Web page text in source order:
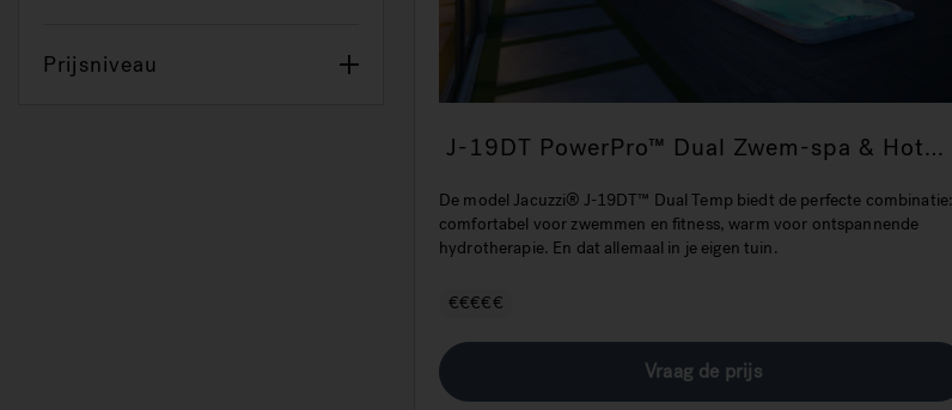
Prijsniveau
J-19DT PowerPro™ Dual Zwem-spa & Hot
De model Jacuzzi® J-19DT™ Dual Temp biedt de perfecte combinatie:
comfortabel voor zwemmen en fitness, warm voor ontspannende
hydrotherapie. En dat allemaal in je eigen tuin.
€€€€€
Vraag de prijs